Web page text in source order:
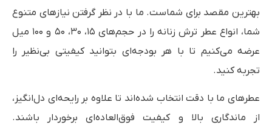
بهترین مقصد برای شماست. ما با در نظر گرفتن نیازهای متنوع
شما، انواع عطر ترش زنانه را در حجم‌های ۱۵، ۳۰، ۵۰ و ۱۰۰ میل
عرضه می‌کنیم تا با هر بودجه‌ای بتوانید کیفیتی بی‌نظیر را
تجربه کنید.
عطرهای ما با دقت انتخاب شده‌اند تا علاوه بر رایحه‌ای دل‌انگیز،
از ماندگاری بالا و کیفیت فوق‌العاده‌ای برخوردار باشند.